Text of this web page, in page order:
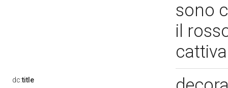
sono
il
dc:title